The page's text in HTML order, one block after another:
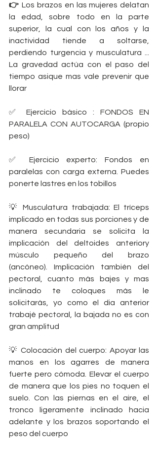
👉 Los brazos en las mujeres delatan
la edad, sobre todo en la parte
superior, la cual con los años y la
inactividad tiende a soltarse,
perdiendo turgencia y musculatura ...
La gravedad actúa con el paso del
tiempo asique mas vale prevenir que
llorar
✅ Ejercicio básico : FONDOS EN
PARALELA CON AUTOCARGA (propio
peso)
✅ Ejercicio experto: Fondos en
paralelas con carga externa. Puedes
ponerte lastres en los tobillos
💡 Musculatura trabajada: El tríceps
implicado en todas sus porciones y de
manera secundaria se solicita la
implicación del deltoides anteriory
músculo pequeño del brazo
(ancóneo). Implicación también del
pectoral, cuanto más bajes y mas
inclinado te coloques más le
solicitarás, yo como el dia anterior
trabajé pectoral, la bajada no es con
gran amplitud
💡 Colocación del cuerpo: Apoyar las
manos en los agarres de manera
fuerte pero cómoda. Elevar el cuerpo
de manera que los pies no toquen el
suelo. Con las piernas en el aire, el
tronco ligeramente inclinado hacia
adelante y los brazos soportando el
peso del cuerpo